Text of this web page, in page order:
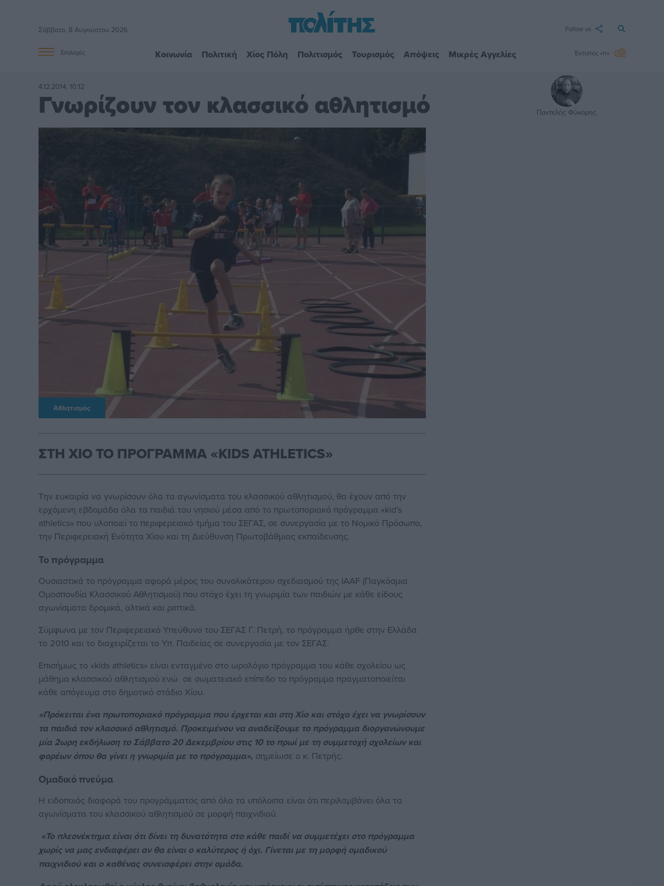
Σάββατο, 8 Αυγούστου 2026 Follow us
Επιλογές Κοινωνία Πολιτική Χίος Πόλη Πολιτισμός Τουρισμός Απόψεις Μικρές Αγγελίες Έντυπος «π»
4.12.2014, 10:12
Γνωρίζουν τον κλασσικό αθλητισμό Παντελής Φύκαρης
Αθλητισμός
ΣΤΗ ΧΙΟ ΤΟ ΠΡΟΓΡΑΜΜΑ «KIDS ATHLETICS»
Την ευκαιρία να γνωρίσουν όλα τα αγωνίσματα του κλασσικού αθλητισμού, θα έχουν από την
ερχόμενη εβδομάδα όλα τα παιδιά του νησιού μέσα από το πρωτοποριακό πρόγραμμα «kid’s
athletics» που υλοποιεί το περιφερειακό τμήμα του ΣΕΓΑΣ, σε συνεργασία με το Νομικό Πρόσωπο,
την Περιφερειακή Ενότητα Χίου και τη Διεύθυνση Πρωτοβάθμιας εκπαίδευσης.
Το πρόγραμμα
Ουσιαστικά το πρόγραμμα αφορά μέρος του συνολικότερου σχεδιασμού της ΙΑΑF (Παγκόσμια
Ομοσπονδία Κλασσικού Αθλητισμού) που στόχο έχει τη γνωριμία των παιδιών με κάθε είδους
αγωνίσματα δρομικά, αλτικά και ριπτικά.
Σύμφωνα με τον Περιφερειακό Υπεύθυνο του ΣΕΓΑΣ Γ. Πετρή, το πρόγραμμα ήρθε στην Ελλάδα
το 2010 και το διαχειρίζεται το Υπ. Παιδείας σε συνεργασία με τον ΣΕΓΑΣ.
Επισήμως το «kids athletics» είναι ενταγμένο στο ωρολόγιο πρόγραμμα του κάθε σχολείου ως
μάθημα κλασσικού αθλητισμού ενώ σε σωματειακό επίπεδο το πρόγραμμα πραγματοποιείται
κάθε απόγευμα στο δημοτικό στάδιο Χίου.
«Πρόκειται ένα πρωτοποριακό πρόγραμμα που έρχεται και στη Χίο και στόχο έχει να γνωρίσουν
τα παιδιά τον κλασσικό αθλητισμό. Προκειμένου να αναδείξουμε το πρόγραμμα διοργανώνουμε
μία 2ωρη εκδήλωση το Σάββατο 20 Δεκεμβρίου στις 10 το πρωί με τη συμμετοχή σχολείων και
φορέων όπου θα γίνει η γνωριμία με το πρόγραμμα», σημείωσε ο κ. Πετρής.
Ομαδικό πνεύμα
Η ειδοποιός διαφορά του προγράμματος από όλα τα υπόλοιπα είναι ότι περιλαμβάνει όλα τα
αγωνίσματα του κλασσικού αθλητισμού σε μορφή παιχνιδιού.
«Το πλεονέκτημα είναι ότι δίνει τη δυνατότητα στο κάθε παιδί να συμμετέχει στο πρόγραμμα
χωρίς να μας ενδιαφέρει αν θα είναι ο καλύτερος ή όχι. Γίνεται με τη μορφή ομαδικού
παιχνιδιού και ο καθένας συνεισφέρει στην ομάδα.